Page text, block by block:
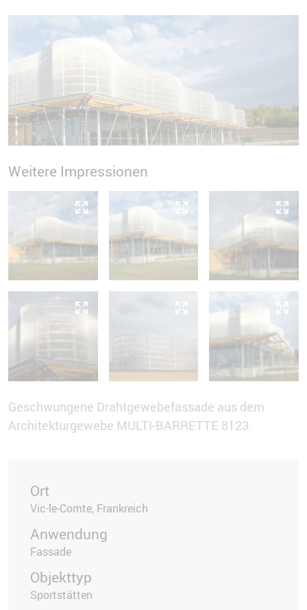
Weitere Impressionen
Geschwungene Drahtgewebefassade aus dem
Architekturgewebe MULTI-BARRETTE 8123.
Ort
Vic-le-Comte, Frankreich
Anwendung
Fassade
Objekttyp
Sportstätten